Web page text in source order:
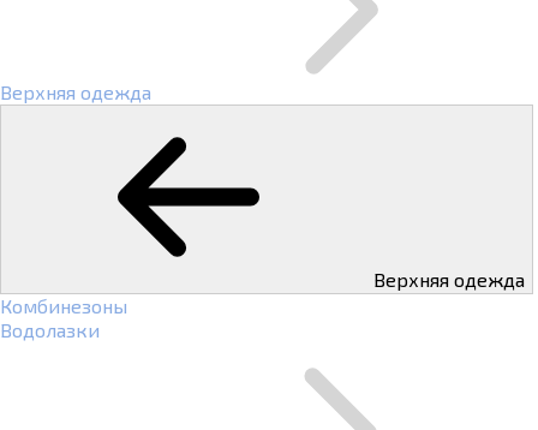
Верхняя одежда
Верхняя одежда
Комбинезоны
Водолазки